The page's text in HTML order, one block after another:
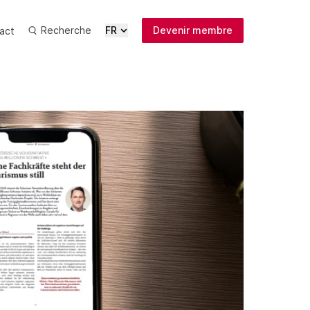
Médias
Publications
Inscription
newsletter
Recherche FR Devenir membre